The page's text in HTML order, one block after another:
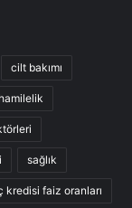
cilt bakımı
hamilelik
sağlık
kredisi faiz oranları